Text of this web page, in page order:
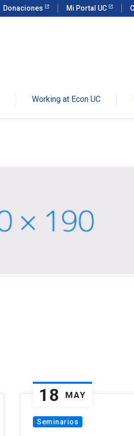
Donaciones Mi Portal UC
Working at Econ UC
18 MAY
Seminarios